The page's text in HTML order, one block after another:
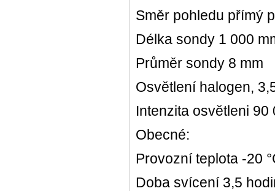
Směr pohledu přímý
Délka sondy 1 000
Průměr sondy 8 mm
Osvětlení halogen,
Intenzita osvětleni 90
Obecné:
Provozní teplota -20
Doba svícení 3,5